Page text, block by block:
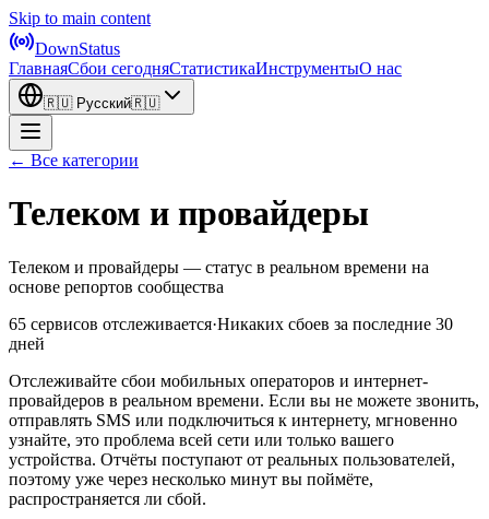
Skip to main content
DownStatus
ГлавнаяСбои сегодняСтатистикаИнструментыО нас
🇷🇺 Русский🇷🇺
← Все категории
Телеком и провайдеры
Телеком и провайдеры — статус в реальном времени на
основе репортов сообщества
65 сервисов отслеживается·Никаких сбоев за последние 30
дней
Отслеживайте сбои мобильных операторов и интернет-
провайдеров в реальном времени. Если вы не можете звонить,
отправлять SMS или подключиться к интернету, мгновенно
узнайте, это проблема всей сети или только вашего
устройства. Отчёты поступают от реальных пользователей,
поэтому уже через несколько минут вы поймёте,
распространяется ли сбой.